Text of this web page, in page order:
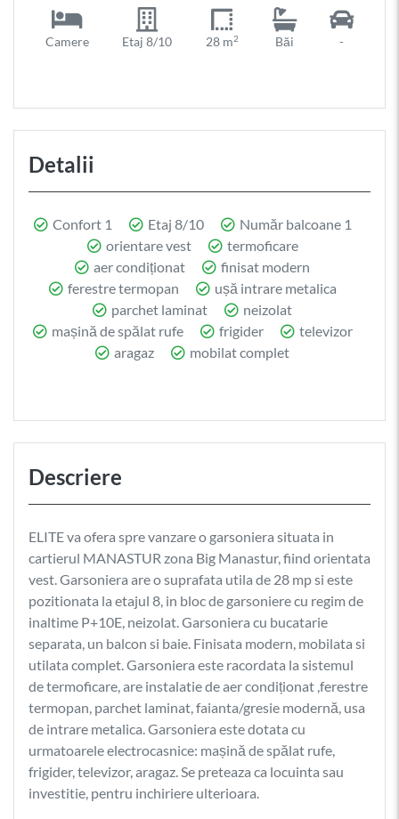
Camere Etaj 8/10 28 m2 Băi -
Detalii
Confort 1 Etaj 8/10
Număr balcoane 1
orientare vest
termoficare
aer condiționat
finisat modern
ferestre termopan
ușă intrare metalica
parchet laminat
neizolat
mașină de spălat rufe
frigider
televizor
aragaz
mobilat complet
Descriere
ELITE va ofera spre vanzare o garsoniera situata in
cartierul MANASTUR zona Big Manastur, fiind orientata
vest. Garsoniera are o suprafata utila de 28 mp si este
pozitionata la etajul 8, in bloc de garsoniere cu regim de
inaltime P+10E, neizolat. Garsoniera cu bucatarie
separata, un balcon si baie. Finisata modern, mobilata si
utilata complet. Garsoniera este racordata la sistemul
de termoficare, are instalatie de aer condiționat ,ferestre
termopan, parchet laminat, faianta/gresie modernă, usa
de intrare metalica. Garsoniera este dotata cu
urmatoarele electrocasnice: mașină de spălat rufe,
frigider, televizor, aragaz. Se preteaza ca locuinta sau
investitie, pentru inchiriere ulterioara.